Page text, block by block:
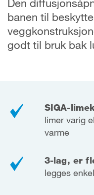
Den
banen til
godt til bruk bak
SIGA-
limer varig
varme
3-lag, er
legges